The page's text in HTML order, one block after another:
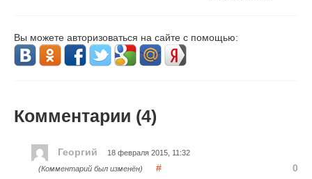
Вы можете авторизоваться на сайте с помощью:
Комментарии (4)
Георгий
18 февраля 2015, 11:32
(Комментарий был изменён)
# 0